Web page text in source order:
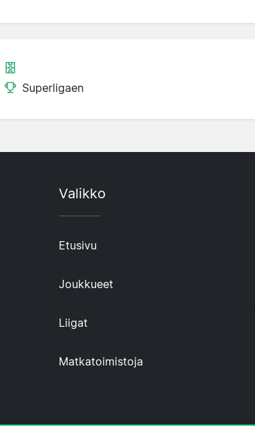
Superligaen
Valikko
Etusivu
Joukkueet
Liigat
Matkatoimistoja